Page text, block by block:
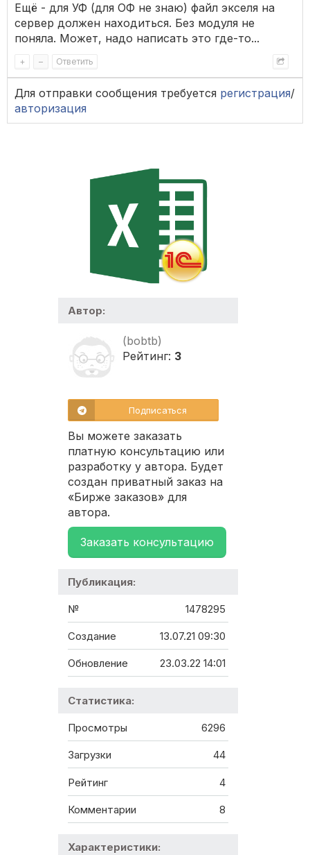
Ещё - для УФ (для ОФ не знаю) файл экселя на
сервер должен находиться. Без модуля не
поняла. Может, надо написать это где-то...
+ – Ответить
Для отправки сообщения требуется регистрация/
авторизация
Автор:
(bobtb)
Рейтинг: 3
Подписаться
Вы можете заказать
платную консультацию или
разработку у автора. Будет
создан приватный заказ на
«Бирже заказов» для
автора.
Заказать консультацию
Публикация:
№ 1478295
Создание 13.07.21 09:30
Обновление 23.03.22 14:01
Статистика:
Просмотры 6296
Загрузки 44
Рейтинг 4
Комментарии 8
Характеристики: